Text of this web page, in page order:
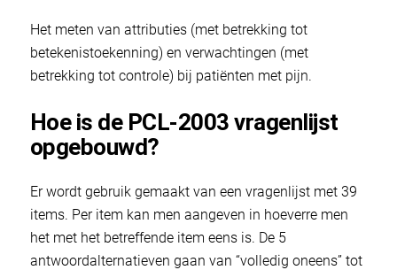
Het meten van attributies (met betrekking tot
betekenistoekenning) en verwachtingen (met
betrekking tot controle) bij patiënten met pijn.
Hoe is de PCL-2003 vragenlijst
opgebouwd?
Er wordt gebruik gemaakt van een vragenlijst met 39
items. Per item kan men aangeven in hoeverre men
het met het betreffende item eens is. De 5
antwoordalternatieven gaan van “volledig oneens” tot